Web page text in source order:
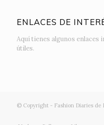
ENLACES DE
Aquí tienes algunos enlaces
útiles.
© Copyright - Fashion Diaries de